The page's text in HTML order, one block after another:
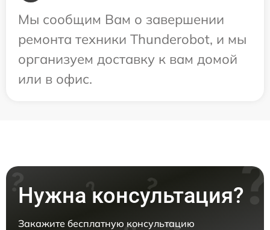
Мы сообщим Вам о завершении
ремонта техники Thunderobot, и мы
организуем доставку к вам домой
или в офис.
Нужна консультация?
Закажите бесплатную консультацию